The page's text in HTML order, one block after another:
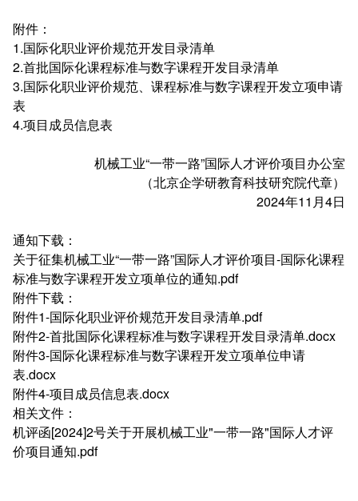
附件：
1.国际化职业评价规范开发目录清单
2.首批国际化课程标准与数字课程开发目录清单
3.国际化职业评价规范、课程标准与数字课程开发立项申请
表
4.项目成员信息表
机械工业“一带一路”国际人才评价项目办公室
（北京企学研教育科技研究院代章）
2024年11月4日
通知下载：
关于征集机械工业“一带一路”国际人才评价项目-国际化课程
标准与数字课程开发立项单位的通知.pdf
附件下载：
附件1-国际化职业评价规范开发目录清单.pdf
附件2-首批国际化课程标准与数字课程开发目录清单.docx
附件3-国际化课程标准与数字课程开发立项单位申请
表.docx
附件4-项目成员信息表.docx
相关文件：
机评函[2024]2号关于开展机械工业"一带一路"国际人才评
价项目通知.pdf